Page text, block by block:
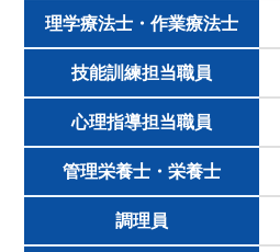
理学療法士・作業療法士
技能訓練担当職員
心理指導担当職員
管理栄養士・栄養士
調理員